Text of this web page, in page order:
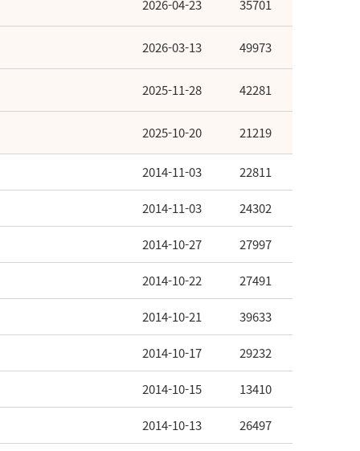
2026-04-23 35701
2026-03-13 49973
2025-11-28 42281
2025-10-20 21219
2014-11-03 22811
2014-11-03 24302
2014-10-27 27997
2014-10-22 27491
2014-10-21 39633
2014-10-17 29232
2014-10-15 13410
2014-10-13 26497